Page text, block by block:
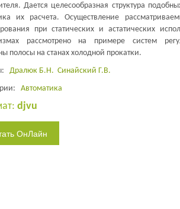
Дается целесообразная структура
их расчета. Осуществление
при статических и астатических
рассмотрено на примере систем
полосы на станах холодной прокатки.
Дралюк Б.Н. Синайский Г.В.
Автоматика
djvu